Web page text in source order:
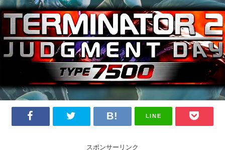
LINE
スポンサーリンク